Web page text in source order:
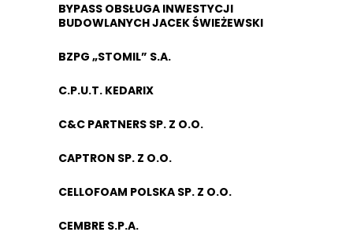
BYPASS OBSŁUGA INWESTYCJI
BUDOWLANYCH JACEK ŚWIEŻEWSKI
BZPG „STOMIL” S.A.
C.P.U.T. KEDARIX
C&C PARTNERS SP. Z O.O.
CAPTRON SP. Z O.O.
CELLOFOAM POLSKA SP. Z O.O.
CEMBRE S.P.A.